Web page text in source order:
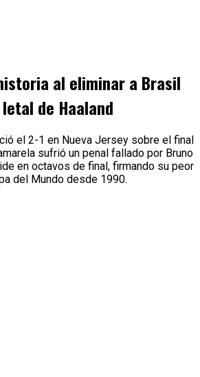
al eliminar a Brasil
de Haaland
el 2-1 en Nueva Jersey sobre el final
sufrió un penal fallado por Bruno
en octavos de final, firmando su peor
del Mundo desde 1990.